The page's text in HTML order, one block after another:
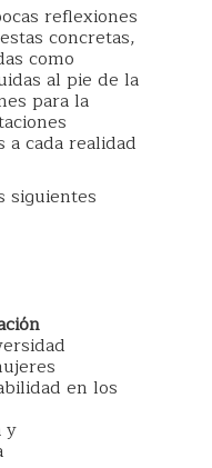
reflexiones
concretas,
como
al pie de la
para la
a cada realidad
siguientes
en los
y